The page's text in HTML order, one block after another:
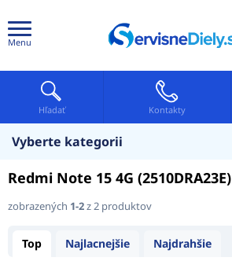
Menu
Hľadať Kontakty
Vyberte kategorii
Redmi Note 15 4G (2510DRA23E)
zobrazených 1-2z 2 produktov
Top Najlacnejšie Najdrahšie